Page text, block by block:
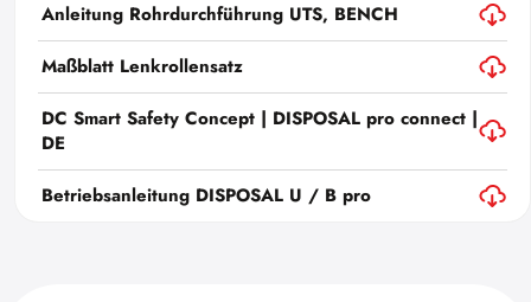
Anleitung Rohrdurchführung UTS, BENCH
Maßblatt Lenkrollensatz
DC Smart Safety Concept | DISPOSAL pro connect |
DE
Betriebsanleitung DISPOSAL U / B pro